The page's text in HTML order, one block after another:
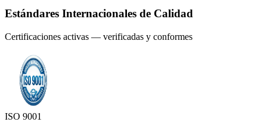
Estándares Internacionales de Calidad
Certificaciones activas — verificadas y conformes
ISO 9001